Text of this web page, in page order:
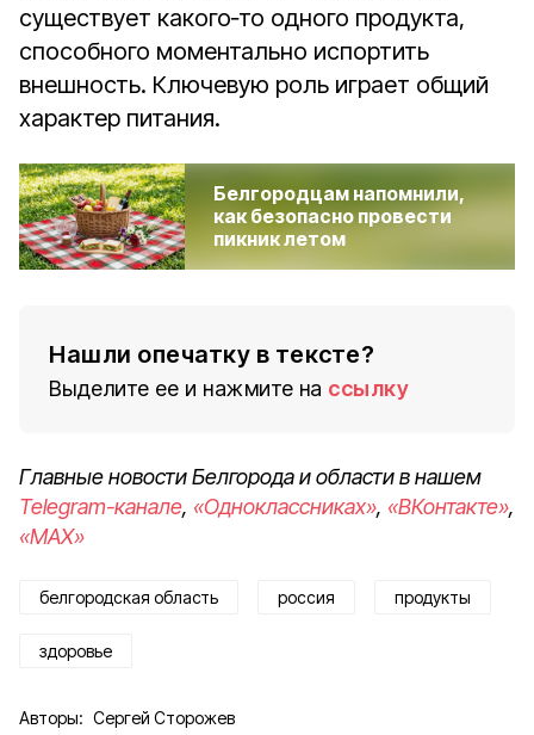
существует какого‑то одного продукта,
способного моментально испортить
внешность. Ключевую роль играет общий
характер питания.
Белгородцам напомнили,
как безопасно провести
пикник летом
Нашли опечатку в тексте?
Выделите ее и нажмите на ссылку
Главные новости Белгорода и области в нашем
Telegram-канале, «Одноклассниках», «ВКонтакте»,
«MAX»
белгородская область россия продукты
здоровье
Авторы: Сергей Сторожев